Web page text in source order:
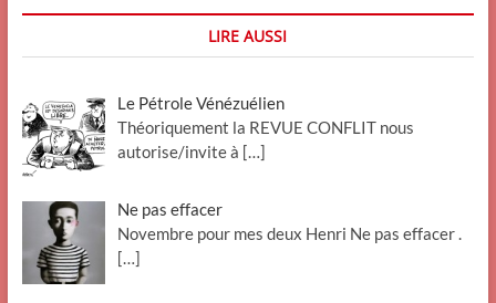
LIRE AUSSI
Le Pétrole Vénézuélien
Théoriquement la REVUE CONFLIT nous
autorise/invite à […]
Ne pas effacer
Novembre pour mes deux Henri Ne pas effacer .
[…]